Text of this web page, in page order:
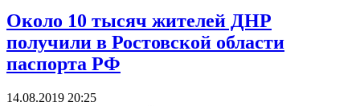
Около 10 тысяч жителей ДНР
получили в Ростовской области
паспорта РФ
14.08.2019 20:25